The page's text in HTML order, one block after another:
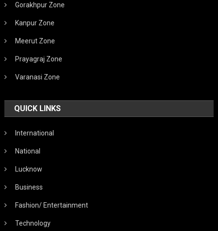
Gorakhpur Zone
Kanpur Zone
Meerut Zone
Prayagraj Zone
Varanasi Zone
QUICK LINKS
International
National
Lucknow
Business
Fashion/ Entertainment
Technology